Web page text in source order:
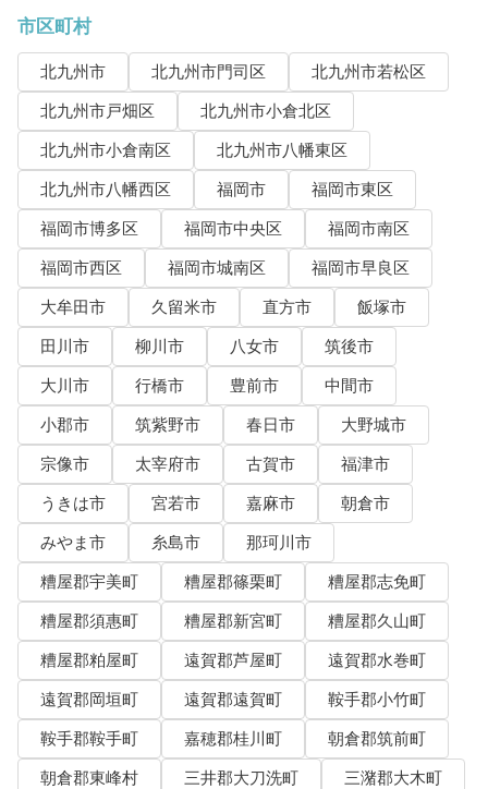
市区町村
北九州市 北九州市門司区
北九州市若松区
北九州市戸畑区
北九州市小倉北区
北九州市小倉南区
北九州市八幡東区
北九州市八幡西区
福岡市
福岡市東区
福岡市博多区
福岡市中央区
福岡市南区
福岡市西区
福岡市城南区
福岡市早良区
大牟田市
久留米市 直方市
飯塚市
田川市
柳川市 八女市
筑後市
大川市
行橋市 豊前市
中間市
小郡市
筑紫野市 春日市
大野城市
宗像市
太宰府市 古賀市
福津市
うきは市
宮若市 嘉麻市
朝倉市
みやま市
糸島市
那珂川市
糟屋郡宇美町
糟屋郡篠栗町
糟屋郡志免町
糟屋郡須惠町
糟屋郡新宮町
糟屋郡久山町
糟屋郡粕屋町
遠賀郡芦屋町
遠賀郡水巻町
遠賀郡岡垣町
遠賀郡遠賀町
鞍手郡小竹町
鞍手郡鞍手町
嘉穂郡桂川町
朝倉郡筑前町
朝倉郡東峰村
三井郡大刀洗町
三潴郡大木町